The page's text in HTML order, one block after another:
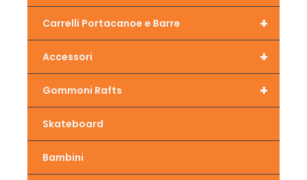
+
Carrelli Portacanoe e Barre
+
Accessori
+
Gommoni Rafts
Skateboard
Bambini